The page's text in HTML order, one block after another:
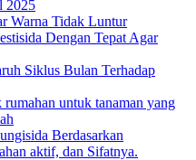
2025
Warna Tidak Luntur
Dengan Tepat Agar
Siklus Bulan Terhadap
untuk tanaman yang
Berdasarkan
aktif, dan Sifatnya.